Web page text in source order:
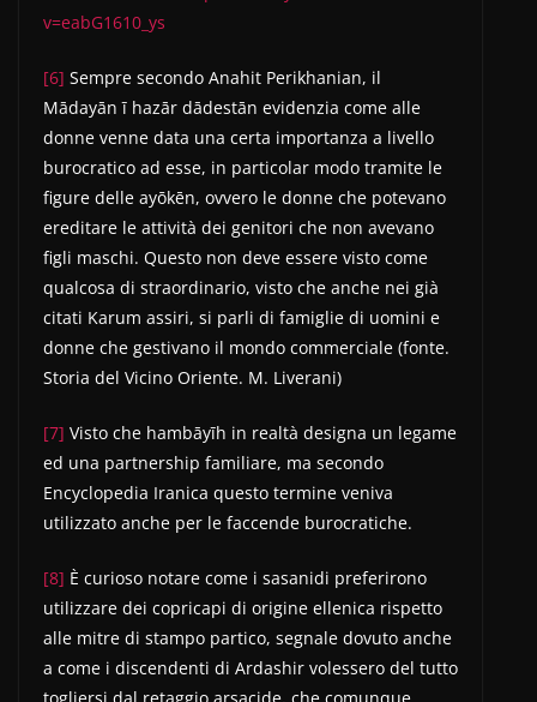
v=eabG1610_ys
[6] Sempre secondo Anahit Perikhanian, il
Mādayān ī hazār dādestān evidenzia come alle
donne venne data una certa importanza a livello
burocratico ad esse, in particolar modo tramite le
figure delle ayōkēn, ovvero le donne che potevano
ereditare le attività dei genitori che non avevano
figli maschi. Questo non deve essere visto come
qualcosa di straordinario, visto che anche nei già
citati Karum assiri, si parli di famiglie di uomini e
donne che gestivano il mondo commerciale (fonte.
Storia del Vicino Oriente. M. Liverani)
[7] Visto che hambāyīh in realtà designa un legame
ed una partnership familiare, ma secondo
Encyclopedia Iranica questo termine veniva
utilizzato anche per le faccende burocratiche.
[8] È curioso notare come i sasanidi preferirono
utilizzare dei copricapi di origine ellenica rispetto
alle mitre di stampo partico, segnale dovuto anche
a come i discendenti di Ardashir volessero del tutto